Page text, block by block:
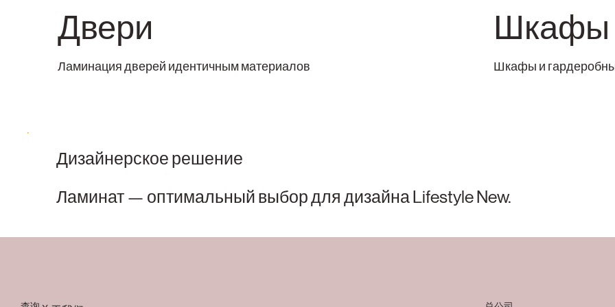
Шкафы
Шкафы и
Двери
Ламинация дверей идентичным материалов
Дизайнерское решение
Ламинат — оптимальный выбор для дизайна Lifestyle New.